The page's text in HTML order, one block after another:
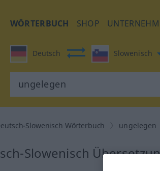
WÖRTERBUCH SHOP
Deutsch Slowenisch
Slowenisch Wörterbuch ungelegen
Slowenisch